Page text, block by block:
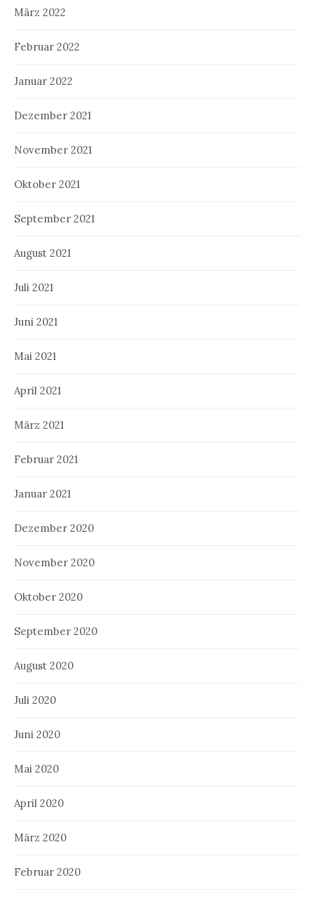
März 2022
Februar 2022
Januar 2022
Dezember 2021
November 2021
Oktober 2021
September 2021
August 2021
Juli 2021
Juni 2021
Mai 2021
April 2021
März 2021
Februar 2021
Januar 2021
Dezember 2020
November 2020
Oktober 2020
September 2020
August 2020
Juli 2020
Juni 2020
Mai 2020
April 2020
März 2020
Februar 2020